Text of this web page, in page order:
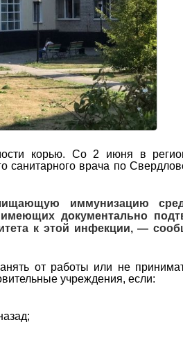
корью. Со 2 июня в
санитарного врача по
иммунизацию
документально
к этой инфекции, —
от работы или не
учреждения, если: